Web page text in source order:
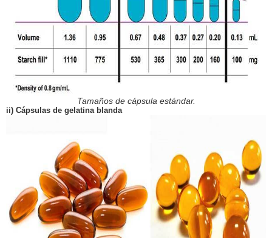
Tamaños de cápsula estándar.
ii) Cápsulas de gelatina blanda